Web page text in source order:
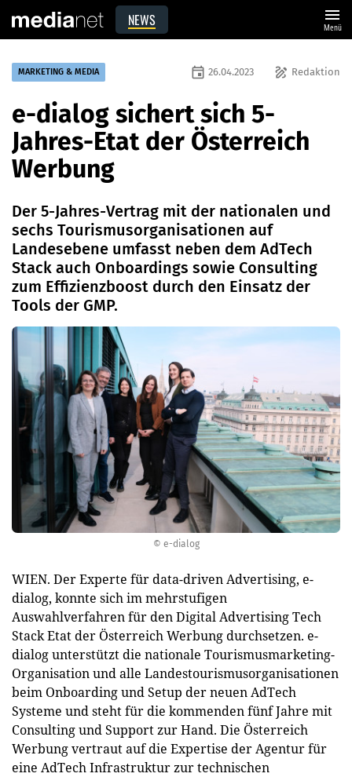
NEWS menu
Menü
© e-dialog
MARKETING & MEDIA draw Redaktion
event 26.04.2023
e-dialog sichert sich 5-
Jahres-Etat der Österreich
Werbung
Der 5-Jahres-Vertrag mit der nationalen und
sechs Tourismusorganisationen auf
Landesebene umfasst neben dem AdTech
Stack auch Onboardings sowie Consulting
zum Effizienzboost durch den Einsatz der
Tools der GMP.
WIEN. Der Experte für data-driven Advertising, e-
dialog, konnte sich im mehrstufigen
Auswahlverfahren für den Digital Advertising Tech
Stack Etat der Österreich Werbung durchsetzen. e-
dialog unterstützt die nationale Tourismusmarketing-
Organisation und alle Landestourismusorganisationen
beim Onboarding und Setup der neuen AdTech
Systeme und steht für die kommenden fünf Jahre mit
Consulting und Support zur Hand. Die Österreich
Werbung vertraut auf die Expertise der Agentur für
eine AdTech Infrastruktur zur technischen